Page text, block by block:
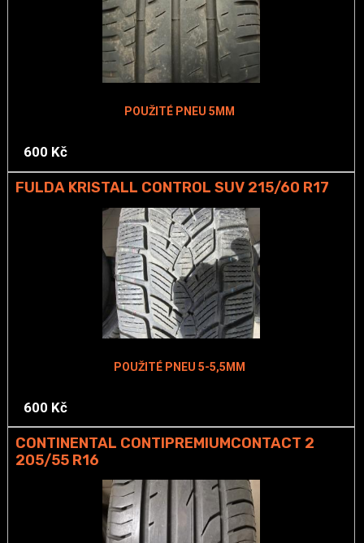
POUŽITÉ PNEU 5MM
600 Kč
FULDA KRISTALL CONTROL SUV 215/60 R17
POUŽITÉ PNEU 5-5,5MM
600 Kč
CONTINENTAL CONTIPREMIUMCONTACT 2
205/55 R16